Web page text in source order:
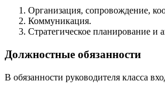
Организация, сопровождение,
Коммуникация.
Стратегическое планирование и
Должностные обязанности
В обязанности руководителя класса